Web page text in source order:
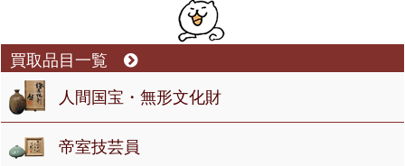
買取品目一覧
人間国宝・無形文化財
帝室技芸員